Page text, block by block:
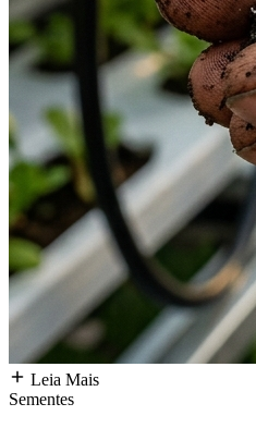
Leia Mais
Sementes